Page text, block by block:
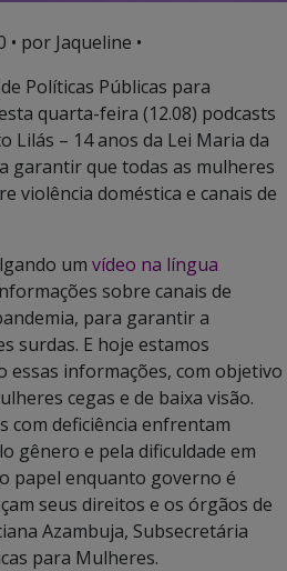
• por Jaqueline •
Políticas Públicas para
quarta-feira (12.08) podcasts
Lilás – 14 anos da Lei Maria da
garantir que todas as mulheres
violência doméstica e canais de
um vídeo na língua
sobre canais de
para garantir a
surdas. E hoje estamos
essas informações, com objetivo
cegas e de baixa visão.
com deficiência enfrentam
gênero e pela dificuldade em
papel enquanto governo é
seus direitos e os órgãos de
Azambuja, Subsecretária
para Mulheres.